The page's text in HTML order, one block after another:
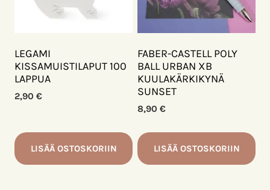
LEGAMI
KISSAMUISTILAPUT 100
LAPPUA
2,90 €
LISÄÄ OSTOSKORIIN
FABER-CASTELL POLY
BALL URBAN XB
KUULAKÄRKIKYNÄ
SUNSET
8,90 €
LISÄÄ OSTOSKORIIN